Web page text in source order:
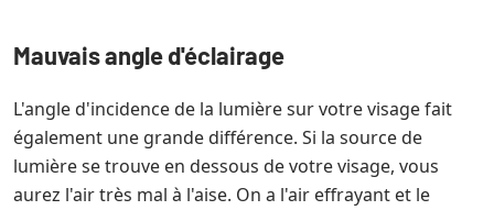
Mauvais angle d'éclairage
L'angle d'incidence de la lumière sur votre visage fait
également une grande différence. Si la source de
lumière se trouve en dessous de votre visage, vous
aurez l'air très mal à l'aise. On a l'air effrayant et le